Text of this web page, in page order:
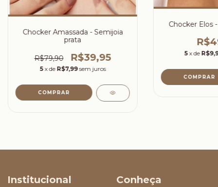
Chocker Amassada - Semijoia
prata
R$79,90 R$39,95
5 x de R$7,99 sem juros
Chocker Elos
5 x de
Institucional Conheça